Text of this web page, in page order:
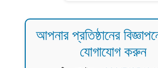
আপনার প্রতিষ্ঠানের
যোগাযোগ করুন